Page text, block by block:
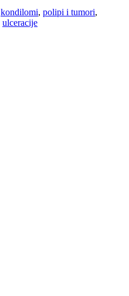
kondilomi, polipi i tumori,
ulceracije